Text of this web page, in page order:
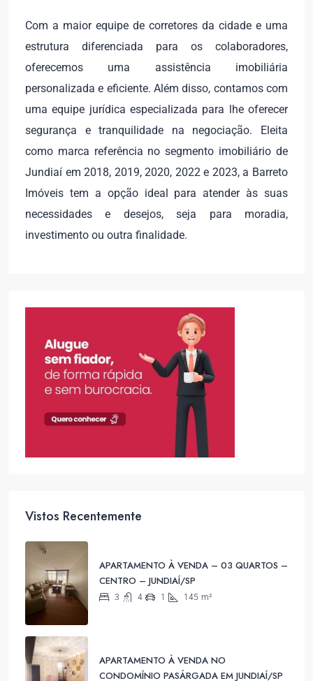
Com a maior equipe de corretores da cidade e uma
estrutura diferenciada para os colaboradores,
oferecemos uma assistência imobiliária
personalizada e eficiente. Além disso, contamos com
uma equipe jurídica especializada para lhe oferecer
segurança e tranquilidade na negociação. Eleita
como marca referência no segmento imobiliário de
Jundiaí em 2018, 2019, 2020, 2022 e 2023, a Barreto
Imóveis tem a opção ideal para atender às suas
necessidades e desejos, seja para moradia,
investimento ou outra finalidade.
Vistos Recentemente
APARTAMENTO À VENDA – 03 QUARTOS –
CENTRO – JUNDIAÍ/SP
3 4 1 145 m²
APARTAMENTO À VENDA NO
CONDOMÍNIO PASÁRGADA EM JUNDIAÍ/SP